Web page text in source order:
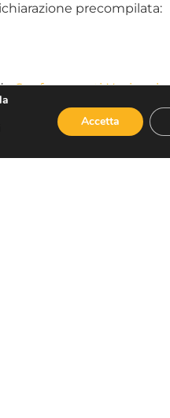
precompilata:
Confesercenti Nazionale.
Accetta